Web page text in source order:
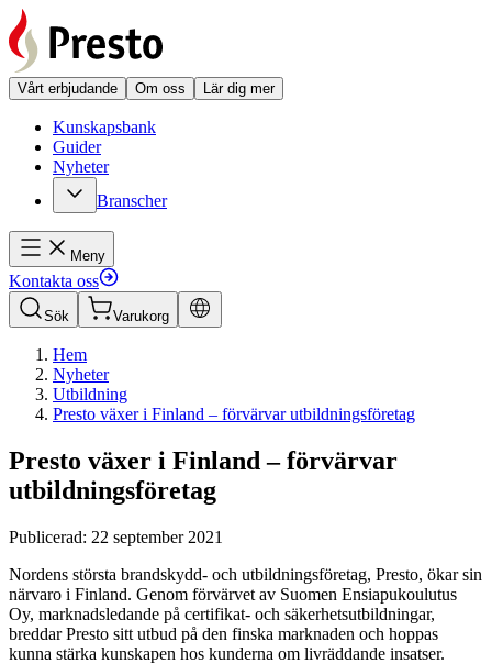
Vårt erbjudande Om oss Lär dig mer
Kunskapsbank
Guider
Nyheter
Branscher
Meny
Kontakta oss
Sök Varukorg
Hem
Nyheter
Utbildning
Presto växer i Finland – förvärvar utbildningsföretag
Presto växer i Finland – förvärvar
utbildningsföretag
Publicerad: 22 september 2021
Nordens största brandskydd- och utbildningsföretag, Presto, ökar sin
närvaro i Finland. Genom förvärvet av Suomen Ensiapukoulutus
Oy, marknadsledande på certifikat- och säkerhetsutbildningar,
breddar Presto sitt utbud på den finska marknaden och hoppas
kunna stärka kunskapen hos kunderna om livräddande insatser.